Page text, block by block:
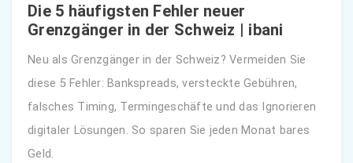
Die 5 häufigsten Fehler neuer
Grenzgänger in der Schweiz | ibani
Neu als Grenzgänger in der Schweiz? Vermeiden Sie
diese 5 Fehler: Bankspreads, versteckte Gebühren,
falsches Timing, Termingeschäfte und das Ignorieren
digitaler Lösungen. So sparen Sie jeden Monat bares
Geld.